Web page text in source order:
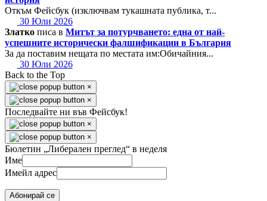
Откъм Фейсбук (изключвам тукашната публика, т...
30 Юли 2026
Златко писа в Митът за потурчването: една от най-
успешните исторически фалшификации в България
За да поставим нещата по местата им:Обичайния...
30 Юли 2026
Back to the Top
×
×
Последвайте ни във Фейсбук!
×
×
Бюлетин „Либерален преглед“ в неделя
Име
Имейл адрес
Абонирай се